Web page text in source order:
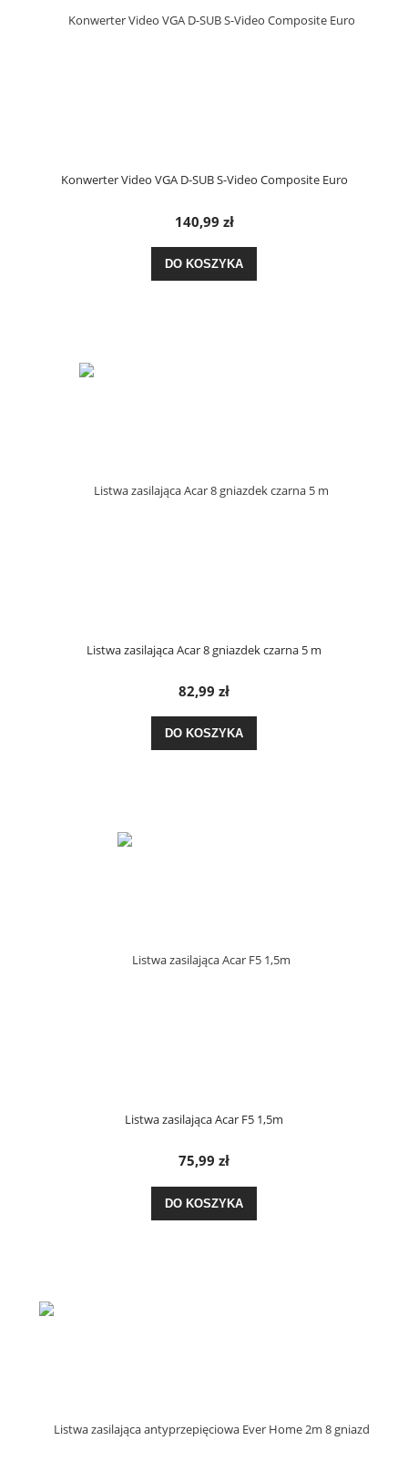
Konwerter Video VGA D-SUB S-Video Composite Euro
140,99 zł
DO KOSZYKA
Listwa zasilająca Acar 8 gniazdek czarna 5 m
82,99 zł
DO KOSZYKA
Listwa zasilająca Acar F5 1,5m
75,99 zł
DO KOSZYKA